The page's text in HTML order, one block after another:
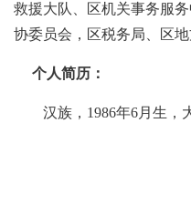
救援大队、区机关事务服
协委员会，区税务局、区
个人简历：
汉族，1986年6月生，大